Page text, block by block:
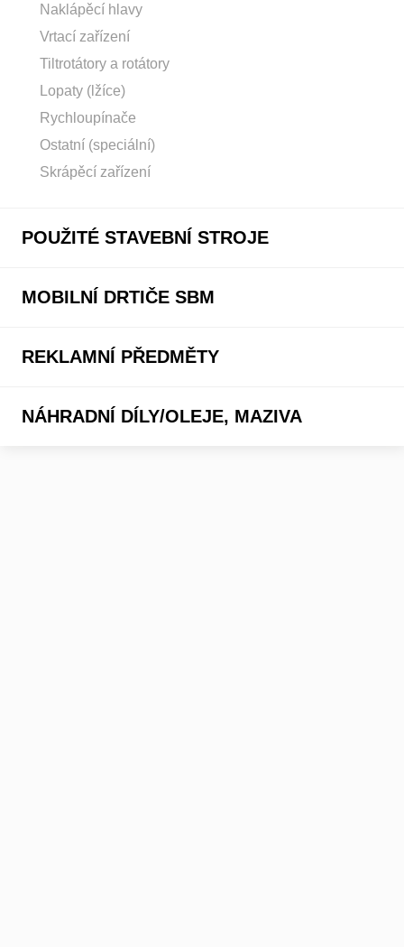
Naklápěcí hlavy
Vrtací zařízení
Tiltrotátory a rotátory
Lopaty (lžíce)
Rychloupínače
Ostatní (speciální)
Skrápěcí zařízení
POUŽITÉ STAVEBNÍ STROJE
MOBILNÍ DRTIČE SBM
REKLAMNÍ PŘEDMĚTY
NÁHRADNÍ DÍLY/OLEJE, MAZIVA